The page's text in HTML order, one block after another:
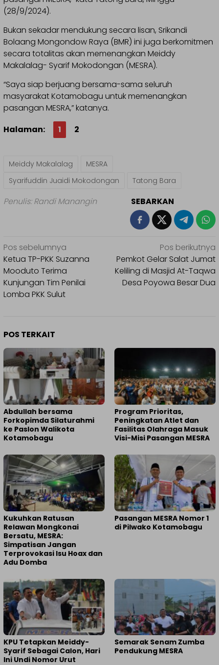
(28/9/2024).
Bukan sekadar mendukung secara lisan, Srikandi
Bolaang Mongondow Raya (BMR) ini juga berkomitmen
secara totalitas akan memenangkan Meiddy
Makalalag- Syarif Mokodongan (MESRA).
“Saya siap berjuang bersama-sama seluruh
masyarakat Kotamobagu untuk memenangkan
pasangan MESRA,” katanya.
Halaman:
1 2
Meiddy Makalalag
MESRA
Syarifuddin Juaidi Mokodongan
Tatong Bara
Penulis: Randi Manangin SEBARKAN
Navigasi
pos
Pos sebelumnya
Ketua TP-PKK Suzanna
Mooduto Terima
Kunjungan Tim Penilai
Lomba PKK Sulut
Pos berikutnya
Pemkot Gelar Salat Jumat
Keliling di Masjid At-Taqwa
Desa Poyowa Besar Dua
POS TERKAIT
Abdullah bersama
Forkopimda Silaturahmi
ke Paslon Walikota
Kotamobagu
Program Prioritas,
Peningkatan Atlet dan
Fasilitas Olahraga Masuk
Visi-Misi Pasangan MESRA
Kukuhkan Ratusan
Relawan Mongkonai
Bersatu, MESRA:
Simpatisan Jangan
Terprovokasi Isu Hoax dan
Adu Domba
Pasangan MESRA Nomor 1
di Pilwako Kotamobagu
KPU Tetapkan Meiddy-
Syarif Sebagai Calon, Hari
Ini Undi Nomor Urut
Semarak Senam Zumba
Pendukung MESRA